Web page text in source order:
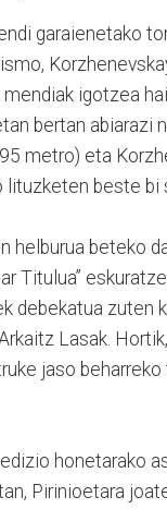
garaienetako
igotzea
bertan abiarazi
metro) eta
beste bi
helburua beteko
Titulua”
debekatua zuten
Lasak.
jaso
honetarako
Pirinioetara